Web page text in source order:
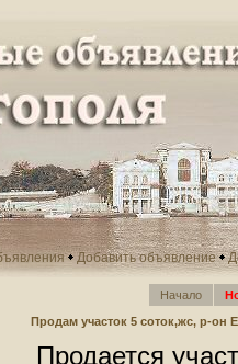
Добавить объявление
Начало
Продам участок 5 соток,жс, р-он
Продается